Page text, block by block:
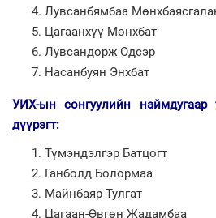
Лувсанбямбаа
Цагаанхүү Мөнхбат
Лувсандорж Одсэр
Насанбуян Энхбат
УИХ-ын сонгуулийн наймдугаар
дүүрэгт:
Түмэндэлгэр Батцогт
Ганболд Болормаа
Майнбаяр Тулгат
Цагаан-Өвгөн Жадамбаа